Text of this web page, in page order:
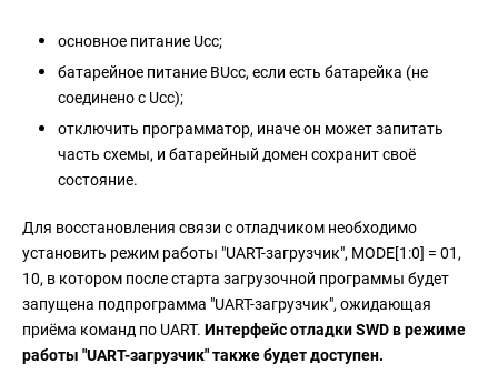
основное питание Ucc;
батарейное питание BUcc, если есть батарейка (не
соединено с Ucc);
отключить программатор, иначе он может запитать
часть схемы, и батарейный домен сохранит своё
состояние.
Для восстановления связи с отладчиком необходимо
установить режим работы "UART-загрузчик", MODE[1:0] = 01,
10, в котором после старта загрузочной программы будет
запущена подпрограмма "UART-загрузчик", ожидающая
приёма команд по UART. Интерфейс отладки SWD в режиме
работы "UART-загрузчик" также будет доступен.